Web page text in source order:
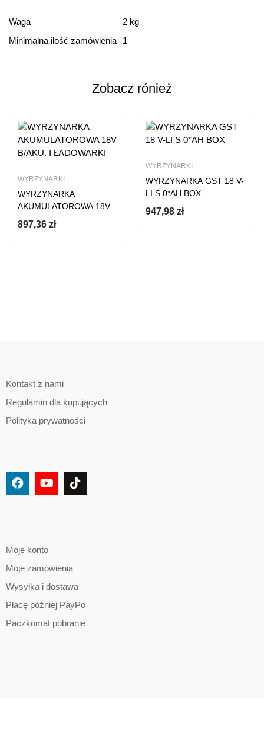
Waga
2 kg
Minimalna ilość zamówienia
1
Ocena i recenzja
Based on 0 Reviews
Ten produkt nie ma jeszcze opinii
Zobacz rónież
WYRZYNARKI
WYRZYNARKA
AKUMULATOROWA 18V
B/AKU. I ŁADOWARKI
897,36 zł
WYRZYNARKI
WYRZYNARKA GST 18 V-
LI S 0*AH BOX
947,98 zł
Kontakt z nami
Regulamin dla kupujących
Polityka prywatności
Moje konto
Moje zamówienia
Wysyłka i dostawa
Płacę później PayPo
Paczkomat pobranie